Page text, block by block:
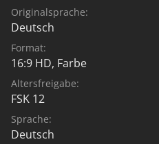
Originalsprache:
Deutsch
Format:
16:9 HD, Farbe
Altersfreigabe:
FSK 12
Sprache:
Deutsch